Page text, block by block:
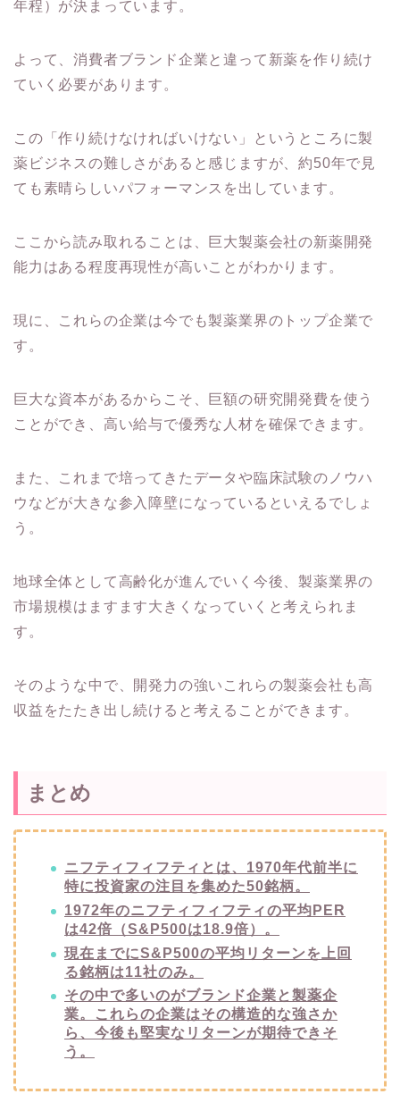
年程）が決まっています。
よって、消費者ブランド企業と違って新薬を作り続け
ていく必要があります。
この「作り続けなければいけない」というところに製
薬ビジネスの難しさがあると感じますが、約50年で見
ても素晴らしいパフォーマンスを出しています。
ここから読み取れることは、巨大製薬会社の新薬開発
能力はある程度再現性が高いことがわかります。
現に、これらの企業は今でも製薬業界のトップ企業で
す。
巨大な資本があるからこそ、巨額の研究開発費を使う
ことができ、高い給与で優秀な人材を確保できます。
また、これまで培ってきたデータや臨床試験のノウハ
ウなどが大きな参入障壁になっているといえるでしょ
う。
地球全体として高齢化が進んでいく今後、製薬業界の
市場規模はますます大きくなっていくと考えられま
す。
そのような中で、開発力の強いこれらの製薬会社も高
収益をたたき出し続けると考えることができます。
まとめ
ニフティフィフティとは、1970年代前半に
特に投資家の注目を集めた50銘柄。
1972年のニフティフィフティの平均PER
は42倍（S&P500は18.9倍）。
現在までにS&P500の平均リターンを上回
る銘柄は11社のみ。
その中で多いのがブランド企業と製薬企
業。これらの企業はその構造的な強さか
ら、今後も堅実なリターンが期待できそ
う。